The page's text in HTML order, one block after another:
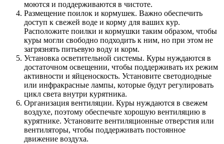
моются и поддерживаются в чистоте.
Размещение поилок и кормушек. Важно обеспечить
доступ к свежей воде и корму для ваших кур.
Расположите поилки и кормушки таким образом, чтобы
куры могли свободно подходить к ним, но при этом не
загрязнять питьевую воду и корм.
Установка осветительной системы. Куры нуждаются в
достаточном освещении, чтобы поддерживать их режим
активности и яйценоскость. Установите светодиодные
или инфракрасные лампы, которые будут регулировать
цикл света внутри курятника.
Организация вентиляции. Куры нуждаются в свежем
воздухе, поэтому обеспечьте хорошую вентиляцию в
курятнике. Установите вентиляционные отверстия или
вентиляторы, чтобы поддерживать постоянное
движение воздуха.